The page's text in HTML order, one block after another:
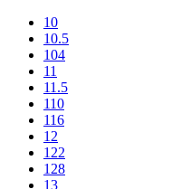
10
10.5
104
11
11.5
110
116
12
122
128
13